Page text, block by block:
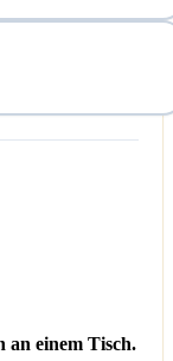
an einem Tisch.